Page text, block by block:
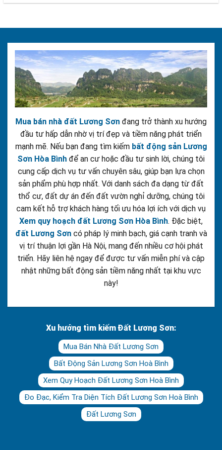
Mua bán nhà đất Lương Sơn đang trở thành xu hướng
đầu tư hấp dẫn nhờ vị trí đẹp và tiềm năng phát triển
mạnh mẽ. Nếu bạn đang tìm kiếm bất động sản Lương
Sơn Hòa Bình để an cư hoặc đầu tư sinh lời, chúng tôi
cung cấp dịch vụ tư vấn chuyên sâu, giúp bạn lựa chọn
sản phẩm phù hợp nhất. Với danh sách đa dạng từ đất
thổ cư, đất dự án đến đất vườn nghỉ dưỡng, chúng tôi
cam kết hỗ trợ khách hàng tối ưu hóa lợi ích với dịch vụ
Xem quy hoạch đất Lương Sơn Hòa Bình. Đặc biệt,
đất Lương Sơncó pháp lý minh bạch, giá cạnh tranh và
vị trí thuận lợi gần Hà Nội, mang đến nhiều cơ hội phát
triển. Hãy liên hệ ngay để được tư vấn miễn phí và cập
nhật những bất động sản tiềm năng nhất tại khu vực
này!
Xu hướng tìm kiếm Đất Lương Sơn:
Mua Bán Nhà Đất Lương Sơn
Bất Động Sản Lương Sơn Hoà Bình
Xem Quy Hoạch Đất Lương Sơn Hoà Bình
Đo Đạc, Kiểm Tra Diện Tích Đất Lương Sơn Hoà Bình
Đất Lương Sơn